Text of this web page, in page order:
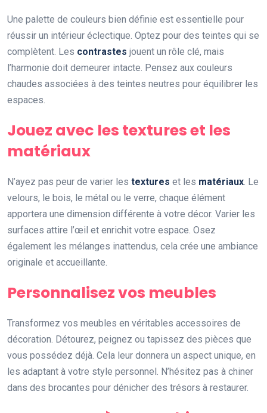
Une palette de couleurs bien définie est essentielle pour
réussir un intérieur éclectique. Optez pour des teintes qui se
complètent. Les contrastes jouent un rôle clé, mais
l’harmonie doit demeurer intacte. Pensez aux couleurs
chaudes associées à des teintes neutres pour équilibrer les
espaces.
Jouez avec les textures et les
matériaux
N’ayez pas peur de varier les textures et les matériaux. Le
velours, le bois, le métal ou le verre, chaque élément
apportera une dimension différente à votre décor. Varier les
surfaces attire l’œil et enrichit votre espace. Osez
également les mélanges inattendus, cela crée une ambiance
originale et accueillante.
Personnalisez vos meubles
Transformez vos meubles en véritables accessoires de
décoration. Détourez, peignez ou tapissez des pièces que
vous possédez déjà. Cela leur donnera un aspect unique, en
les adaptant à votre style personnel. N’hésitez pas à chiner
dans des brocantes pour dénicher des trésors à restaurer.